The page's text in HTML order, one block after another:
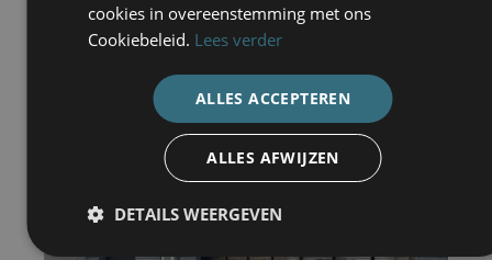
cookies in overeenstemming met ons
Cookiebeleid. Lees verder
ALLES ACCEPTEREN
ALLES AFWIJZEN
DETAILS WEERGEVEN